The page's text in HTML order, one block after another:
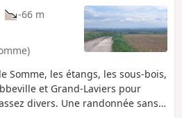
-66 m
Somme, les étangs, les sous-bois,
et Grand-Laviers pour
divers. Une randonnée sans